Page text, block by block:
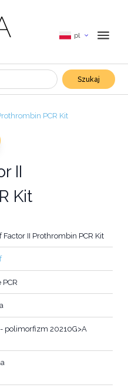
pl
Szukaj
PCR Kit
II
Kit
Factor II Prothrombin PCR Kit
PCR
polimorfizm 20210G>A